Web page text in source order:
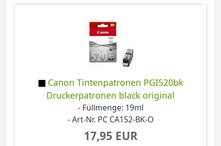
Canon Tintenpatronen PGI520bk
Druckerpatronen black original
- Füllmenge: 19ml
- Art-Nr. PC CA152-BK-O
17,95 EUR